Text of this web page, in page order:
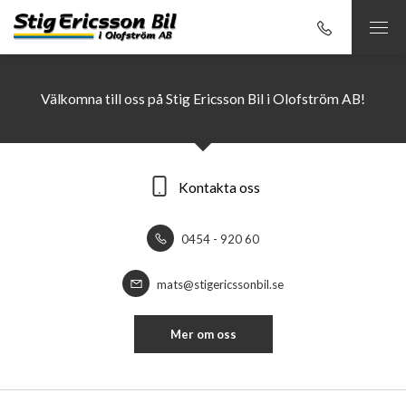
Välkomna till oss på Stig Ericsson Bil i Olofström AB!
Kontakta oss
0454 - 920 60
mats@stigericssonbil.se
Mer om oss